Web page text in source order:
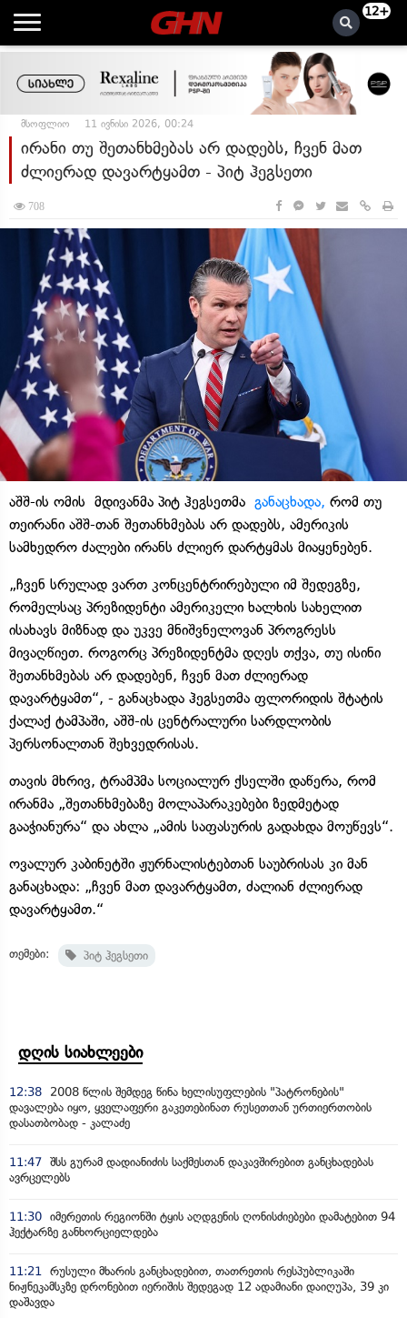
12+
მსოფლიო 11 ივნისი 2026, 00:24
ირანი თუ შეთანხმებას არ დადებს, ჩვენ მათ
ძლიერად დავარტყამთ - პიტ ჰეგსეთი
708
აშშ-ის ომის მდივანმა პიტ ჰეგსეთმა განაცხადა, რომ თუ
თეირანი აშშ-თან შეთანხმებას არ დადებს, ამერიკის
სამხედრო ძალები ირანს ძლიერ დარტყმას მიაყენებენ.
„ჩვენ სრულად ვართ კონცენტრირებული იმ შედეგზე,
რომელსაც პრეზიდენტი ამერიკელი ხალხის სახელით
ისახავს მიზნად და უკვე მნიშვნელოვან პროგრესს
მივაღწიეთ. როგორც პრეზიდენტმა დღეს თქვა, თუ ისინი
შეთანხმებას არ დადებენ, ჩვენ მათ ძლიერად
დავარტყამთ“, - განაცხადა ჰეგსეთმა ფლორიდის შტატის
ქალაქ ტამპაში, აშშ-ის ცენტრალური სარდლობის
პერსონალთან შეხვედრისას.
თავის მხრივ, ტრამპმა სოციალურ ქსელში დაწერა, რომ
ირანმა „შეთანხმებაზე მოლაპარაკებები ზედმეტად
გააჭიანურა“ და ახლა „ამის საფასურის გადახდა მოუწევს“.
ოვალურ კაბინეტში ჟურნალისტებთან საუბრისას კი მან
განაცხადა: „ჩვენ მათ დავარტყამთ, ძალიან ძლიერად
დავარტყამთ.“
თემები: პიტ ჰეგსეთი
დღის სიახლეები
12:38
2008 წლის შემდეგ წინა ხელისუფლების "პატრონების"
დავალება იყო, ყველაფერი გაკეთებინათ რუსეთთან ურთიერთობის
დასათბობად - კალაძე
11:47 შსს გურამ დადიანიძის საქმესთან დაკავშირებით განცხადებას
ავრცელებს
11:30 იმერეთის რეგიონში ტყის აღდგენის ღონისძიებები დამატებით 94
ჰექტარზე განხორციელდება
11:21
რუსული მხარის განცხადებით, თათრეთის რესპუბლიკაში
ნიჟნეკამსკზე დრონებით იერიშის შედეგად 12 ადამიანი დაიღუპა, 39 კი
დაშავდა